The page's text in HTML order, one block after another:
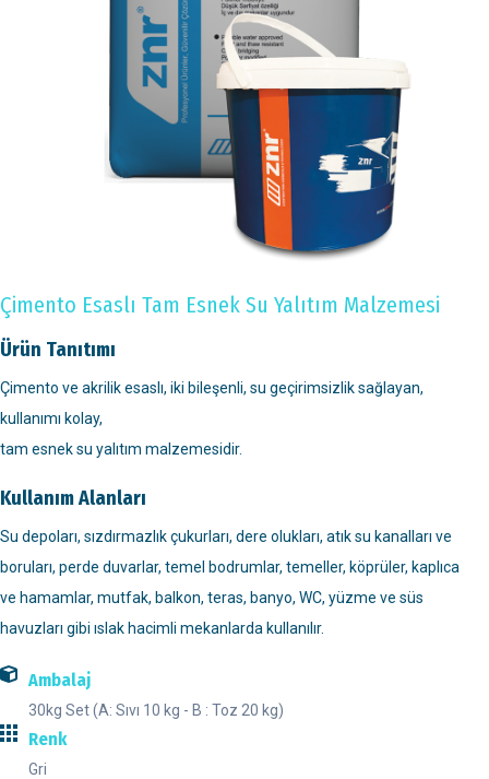
Çimento Esaslı Tam Esnek Su Yalıtım Malzemesi
Ürün Tanıtımı
Çimento ve akrilik esaslı, iki bileşenli, su geçirimsizlik sağlayan,
kullanımı kolay,
tam esnek su yalıtım malzemesidir.
Kullanım Alanları
Su depoları, sızdırmazlık çukurları, dere olukları, atık su kanalları ve
boruları, perde duvarlar, temel bodrumlar, temeller, köprüler, kaplıca
ve hamamlar, mutfak, balkon, teras, banyo, WC, yüzme ve süs
havuzları gibi ıslak hacimli mekanlarda kullanılır.
Ambalaj
30kg Set (A: Sıvı 10 kg - B : Toz 20 kg)
Renk
Gri